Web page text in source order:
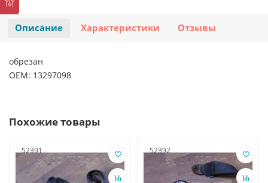
Описание Характеристики Отзывы
обрезан
OEM: 13297098
Похожие товары
52391 52392